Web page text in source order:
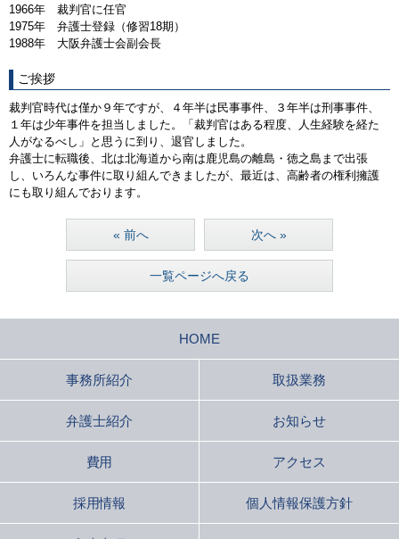
1966年 裁判官に任官
1975年 弁護士登録（修習18期）
1988年 大阪弁護士会副会長
ご挨拶
裁判官時代は僅か９年ですが、４年半は民事事件、３年半は刑事事件、
１年は少年事件を担当しました。「裁判官はある程度、人生経験を経た
人がなるべし」と思うに到り、退官しました。
弁護士に転職後、北は北海道から南は鹿児島の離島・徳之島まで出張
し、いろんな事件に取り組んできましたが、最近は、高齢者の権利擁護
にも取り組んでおります。
« 前へ
一覧ページへ戻る
次へ »
HOME
事務所紹介 取扱業務
弁護士紹介 お知らせ
費用 アクセス
採用情報 個人情報保護方針